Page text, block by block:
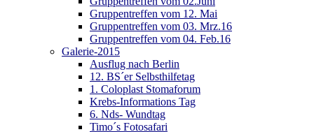
Gruppentreffen vom 12. Mai
Gruppentreffen vom 03. Mrz.16
Gruppentreffen vom 04. Feb.16
Galerie-2015
Ausflug nach Berlin
12. BS´er Selbsthilfetag
1. Coloplast Stomaforum
Krebs-Informations Tag
6. Nds- Wundtag
Timo´s Fotosafari